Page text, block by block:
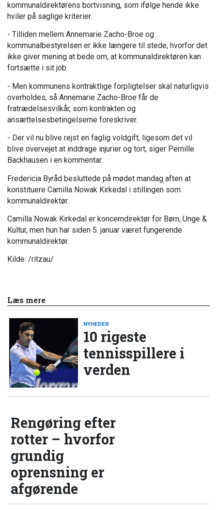
kommunaldirektørens bortvisning, som ifølge hende ikke
hviler på saglige kriterier.
- Tilliden mellem Annemarie Zacho-Broe og
kommunalbestyrelsen er ikke længere til stede, hvorfor det
ikke giver mening at bede om, at kommunaldirektøren kan
fortsætte i sit job.
- Men kommunens kontraktlige forpligtelser skal naturligvis
overholdes, så Annemarie Zacho-Broe får de
fratrædelsesvilkår, som kontrakten og
ansættelsesbetingelserne foreskriver.
- Der vil nu blive rejst en faglig voldgift, ligesom det vil
blive overvejet at inddrage injurier og tort, siger Pernille
Backhausen i en kommentar.
Fredericia Byråd besluttede på mødet mandag aften at
konstituere Camilla Nowak Kirkedal i stillingen som
kommunaldirektør.
Camilla Nowak Kirkedal er koncerndirektør for Børn, Unge &
Kultur, men hun har siden 5. januar været fungerende
kommunaldirektør.
Kilde: /ritzau/
Læs mere
NYHEDER
10 rigeste
tennisspillere i
verden
Rengøring efter
rotter – hvorfor
grundig
oprensning er
afgørende